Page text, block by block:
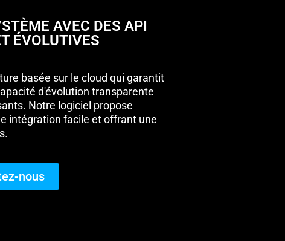
AVEC DES API
ÉVOLUTIVES
basée sur le cloud qui garantit
d'évolution transparente
Notre logiciel propose
intégration facile et offrant une
nous